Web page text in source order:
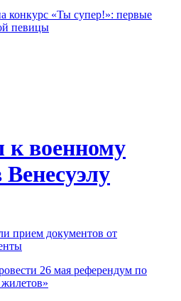
конкурс «Ты супер!»: первые
певицы
военному
прием документов от
26 мая референдум по